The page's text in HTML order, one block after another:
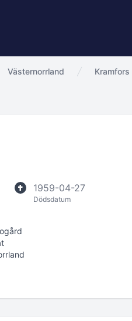
Västernorrland
1959-04-27
Dödsdatum